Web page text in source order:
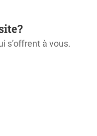
s’offrent à vous.